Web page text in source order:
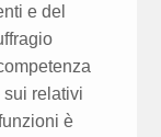
e del
sui relativi
è